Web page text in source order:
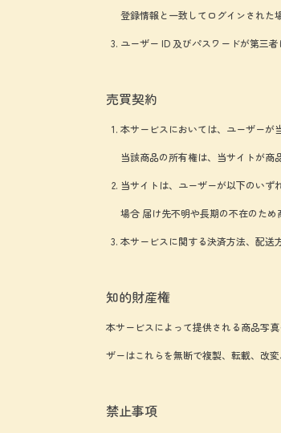
登録情報と一致してログインされた
ユーザー ID 及びパスワードが第三
売買契約
本サービスにおいては、ユーザーが
当該商品の所有権は、当サイトが商
当サイトは、ユーザーが以下のいず
場合 届け先不明や長期の不在のた
本サービスに関する決済方法、配送
知的財産権
本サービスによって提供される商品写
ザーはこれらを無断で複製、転載、改
禁止事項